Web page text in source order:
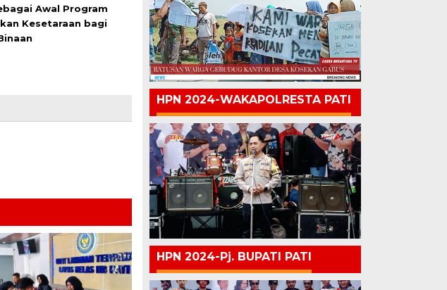
Awal Program
Kesetaraan bagi
HPN 2024-WAKAPOLRESTA PATI
HPN 2024-Pj. BUPATI PATI